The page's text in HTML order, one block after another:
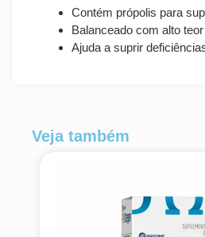
Contém própolis para
Balanceado com alto
Ajuda a suprir
Veja também